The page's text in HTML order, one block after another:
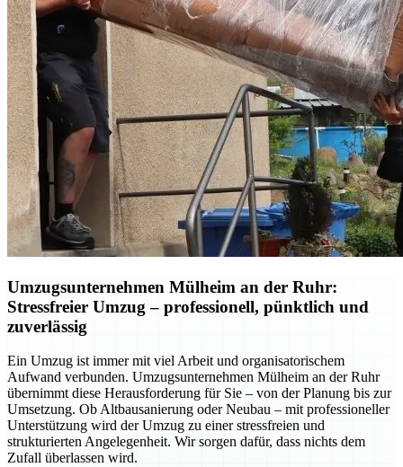
Umzugsunternehmen Mülheim an der Ruhr:
Stressfreier Umzug – professionell, pünktlich und
zuverlässig
Ein Umzug ist immer mit viel Arbeit und organisatorischem
Aufwand verbunden. Umzugsunternehmen Mülheim an der Ruhr
übernimmt diese Herausforderung für Sie – von der Planung bis zur
Umsetzung. Ob Altbausanierung oder Neubau – mit professioneller
Unterstützung wird der Umzug zu einer stressfreien und
strukturierten Angelegenheit. Wir sorgen dafür, dass nichts dem
Zufall überlassen wird.